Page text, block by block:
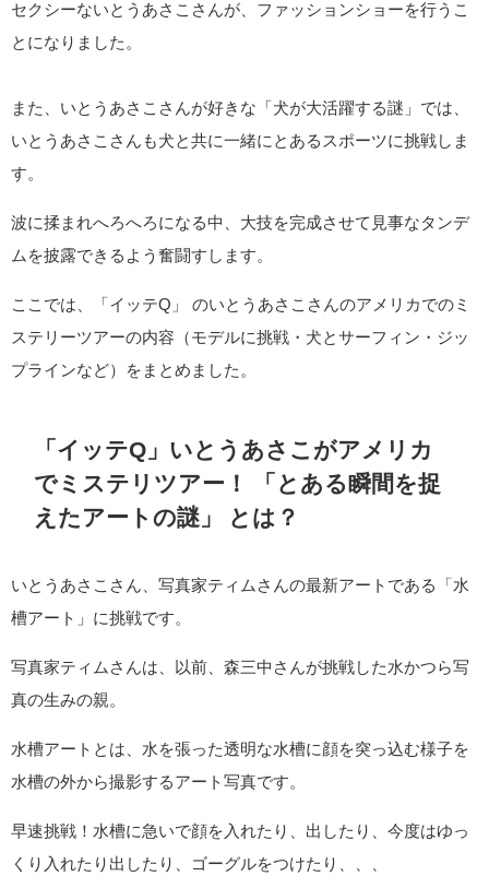
セクシーないとうあさこさんが、ファッションショーを行うこ
とになりました。
また、いとうあさこさんが好きな「犬が大活躍する謎」では、
いとうあさこさんも犬と共に一緒にとあるスポーツに挑戦しま
す。
波に揉まれへろへろになる中、大技を完成させて見事なタンデ
ムを披露できるよう奮闘すします。
ここでは、「イッテQ」 のいとうあさこさんのアメリカでのミ
ステリーツアーの内容（モデルに挑戦・犬とサーフィン・ジッ
プラインなど）をまとめました。
「イッテQ」いとうあさこがアメリカ
でミステリツアー！ 「とある瞬間を捉
えたアートの謎」 とは？
いとうあさこさん、写真家ティムさんの最新アートである「水
槽アート」に挑戦です。
写真家ティムさんは、以前、森三中さんが挑戦した水かつら写
真の生みの親。
水槽アートとは、水を張った透明な水槽に顔を突っ込む様子を
水槽の外から撮影するアート写真です。
早速挑戦！水槽に急いで顔を入れたり、出したり、今度はゆっ
くり入れたり出したり、ゴーグルをつけたり、、、